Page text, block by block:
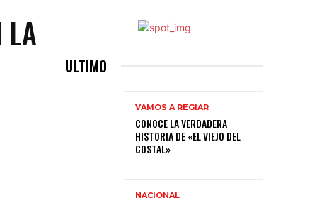
LA
ULTIMO
VAMOS A REGIAR
CONOCE LA VERDADERA
HISTORIA DE «EL VIEJO DEL
COSTAL»
NACIONAL